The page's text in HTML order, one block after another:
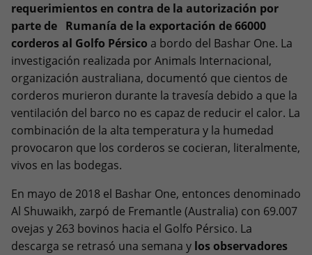
requerimientos en contra de la autorización por
parte de Rumanía de la exportación de 66000
corderos al Golfo Pérsico a bordo del Bashar One. La
investigación realizada por Animals Internacional,
organización australiana, documentó que cientos de
corderos murieron durante la travesía debido a que la
ventilación del barco no es capaz de reducir el calor. La
combinación de la alta temperatura y la humedad
provocaron que los corderos se cocieran, literalmente,
vivos en las bodegas.
En mayo de 2018 el Bashar One, entonces denominado
Al Shuwaikh, zarpó de Fremantle (Australia) con 69.007
ovejas y 263 bovinos hacia el Golfo Pérsico. La
descarga se retrasó una semana y los observadores